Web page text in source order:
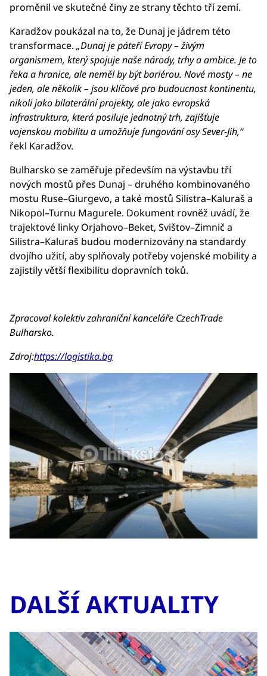
proměnil ve skutečné činy ze strany těchto tří zemí.
Karadžov poukázal na to, že Dunaj je jádrem této
transformace. „Dunaj je páteří Evropy – živým
organismem, který spojuje naše národy, trhy a ambice. Je to
řeka a hranice, ale neměl by být bariérou. Nové mosty – ne
jeden, ale několik – jsou klíčové pro budoucnost kontinentu,
nikoli jako bilaterální projekty, ale jako evropská
infrastruktura, která posiluje jednotný trh, zajišťuje
vojenskou mobilitu a umožňuje fungování osy Sever-Jih,“
řekl Karadžov.
Bulharsko se zaměřuje především na výstavbu tří
nových mostů přes Dunaj – druhého kombinovaného
mostu Ruse–Giurgevo, a také mostů Silistra–Kaluraš a
Nikopol–Turnu Magurele. Dokument rovněž uvádí, že
trajektové linky Orjahovo–Beket, Svištov–Zimnič a
Silistra–Kaluraš budou modernizovány na standardy
dvojího užití, aby splňovaly potřeby vojenské mobility a
zajistily větší flexibilitu dopravních toků.
Zpracoval kolektiv zahraniční kanceláře CzechTrade
Bulharsko.
Zdroj:https://logistika.bg
DALŠÍ AKTUALITY